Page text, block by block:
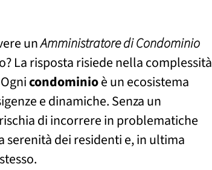
unAmministratore di Condominio
La risposta risiede nella complessità
condominioè un ecosistema
e dinamiche. Senza un
di incorrere in problematiche
dei residenti e, in ultima